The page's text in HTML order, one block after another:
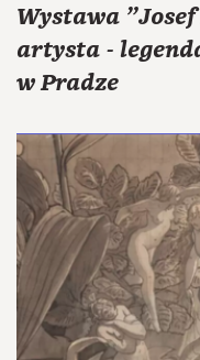
Wystawa "Josef
artysta -
w Pradze